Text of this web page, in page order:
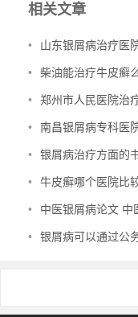
相关文章
• 山东银屑病治疗医
• 柴油能治疗牛皮癣
• 郑州市人民医院治
• 南昌银屑病专科医
• 银屑病治疗方面的
• 牛皮癣哪个医院比
• 中医银屑病论文 中
• 银屑病可以通过公务